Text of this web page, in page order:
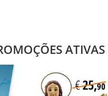
ATIVAS